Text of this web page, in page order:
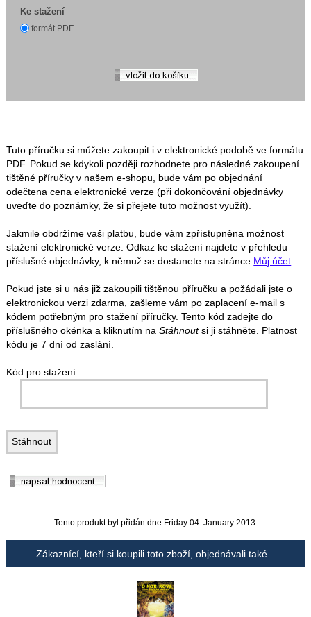
Ke stažení
formát PDF
Tuto příručku si můžete zakoupit i v elektronické podobě ve formátu
PDF. Pokud se kdykoli později rozhodnete pro následné zakoupení
tištěné příručky v našem e-shopu, bude vám po objednání
odečtena cena elektronické verze (při dokončování objednávky
uveďte do poznámky, že si přejete tuto možnost využít).
Jakmile obdržíme vaši platbu, bude vám zpřístupněna možnost
stažení elektronické verze. Odkaz ke stažení najdete v přehledu
příslušné objednávky, k němuž se dostanete na stránce Můj účet
Pokud jste si u nás již zakoupili tištěnou příručku a požádali jste o
elektronickou verzi zdarma, zašleme vám po zaplacení e-mail s
kódem potřebným pro stažení příručky. Tento kód zadejte do
příslušného okénka a kliknutím naStáhnoutsi ji stáhněte. Platnost
kódu je 7 dní od zaslání.
Kód pro stažení:
Tento produkt byl přidán dne Friday 04. January 2013.
Zákaznící, kteří si koupili toto zboží, objednávali také...